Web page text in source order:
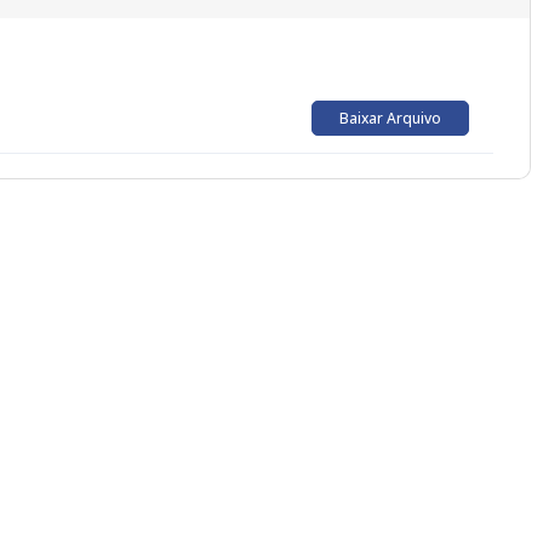
Baixar Arquivo